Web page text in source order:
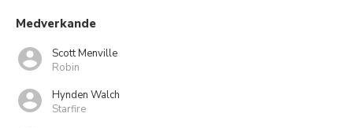
Medverkande
Scott Menville
Robin
Hynden Walch
Starfire